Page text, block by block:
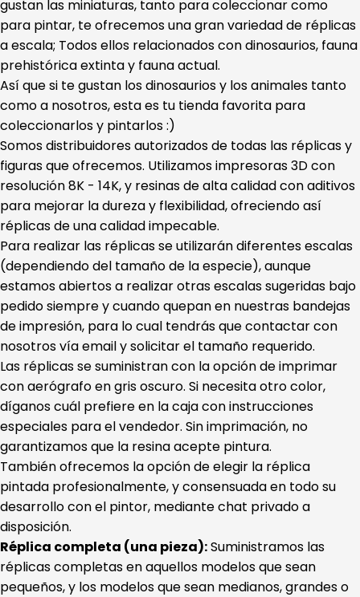
gustan las miniaturas, tanto para coleccionar como
para pintar, te ofrecemos una gran variedad de réplicas
a escala; Todos ellos relacionados con dinosaurios, fauna
prehistórica extinta y fauna actual.
Así que si te gustan los dinosaurios y los animales tanto
como a nosotros, esta es tu tienda favorita para
coleccionarlos y pintarlos :)
Somos distribuidores autorizados de todas las réplicas y
figuras que ofrecemos. Utilizamos impresoras 3D con
resolución 8K - 14K, y resinas de alta calidad con aditivos
para mejorar la dureza y flexibilidad, ofreciendo así
réplicas de una calidad impecable.
Para realizar las réplicas se utilizarán diferentes escalas
(dependiendo del tamaño de la especie), aunque
estamos abiertos a realizar otras escalas sugeridas bajo
pedido siempre y cuando quepan en nuestras bandejas
de impresión, para lo cual tendrás que contactar con
nosotros vía email y solicitar el tamaño requerido.
Las réplicas se suministran con la opción de imprimar
con aerógrafo en gris oscuro. Si necesita otro color,
díganos cuál prefiere en la caja con instrucciones
especiales para el vendedor. Sin imprimación, no
garantizamos que la resina acepte pintura.
También ofrecemos la opción de elegir la réplica
pintada profesionalmente, y consensuada en todo su
desarrollo con el pintor, mediante chat privado a
disposición.
Réplica completa (una pieza):Suministramos las
réplicas completas en aquellos modelos que sean
pequeños, y los modelos que sean medianos, grandes o